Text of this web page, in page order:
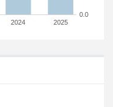
2024 2025
0.0